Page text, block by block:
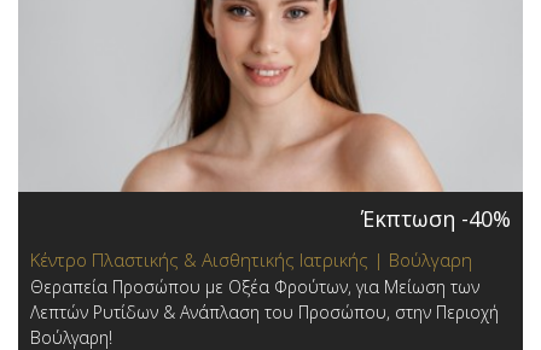
Έκπτωση -40%
Κέντρο Πλαστικής & Αισθητικής Ιατρικής | Βούλγαρη
Θεραπεία Προσώπου με Οξέα Φρούτων, για Μείωση των
Λεπτών Ρυτίδων & Ανάπλαση του Προσώπου, στην Περιοχή
Βούλγαρη!